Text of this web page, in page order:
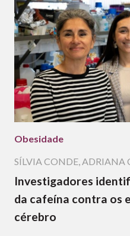
Obesidade
SÍLVIA CONDE,ADRIANA
Investigadores
da cafeína contra os
cérebro